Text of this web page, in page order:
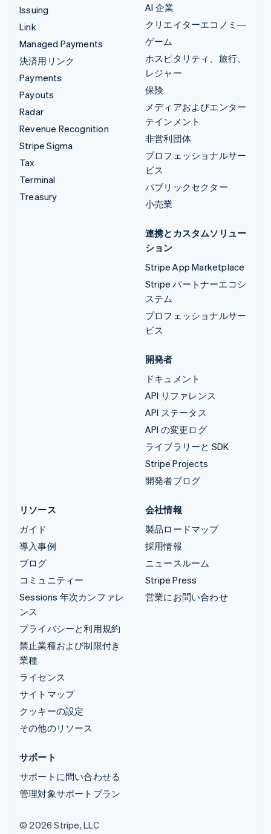
Issuing
Link
Managed Payments
決済用リンク
Payments
Payouts
Radar
Revenue Recognition
Stripe Sigma
Tax
Terminal
Treasury
AI 企業
クリエイターエコノミ―
ゲーム
ホスピタリティ、旅行、
レジャー
保険
メディアおよびエンター
テインメント
非営利団体
プロフェッショナルサー
ビス
パブリックセクター
小売業
連携とカスタムソリュー
ション
Stripe App Marketplace
Stripe パートナーエコシ
ステム
プロフェッショナルサー
ビス
開発者
ドキュメント
API リファレンス
API ステータス
API の変更ログ
ライブラリーと SDK
Stripe Projects
開発者ブログ
リソース
ガイド
導入事例
ブログ
コミュニティー
Sessions 年次カンファレ
ンス
プライバシーと利用規約
禁止業種および制限付き
業種
ライセンス
サイトマップ
クッキーの設定
その他のリソース
会社情報
製品ロードマップ
採用情報
ニュースルーム
Stripe Press
営業にお問い合わせ
サポート
サポートに問い合わせる
管理対象サポートプラン
© 2026 Stripe, LLC